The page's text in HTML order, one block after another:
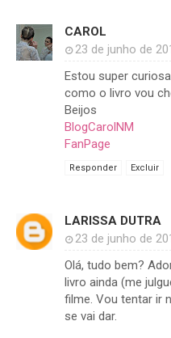
CAROL
23 de junho de
Estou super
como o livro vou
Beijos
BlogCarolNM
FanPage
Responder Excluir
LARISSA DUTRA
23 de junho de
Olá, tudo bem?
livro ainda (me
filme. Vou tentar ir
se vai dar.